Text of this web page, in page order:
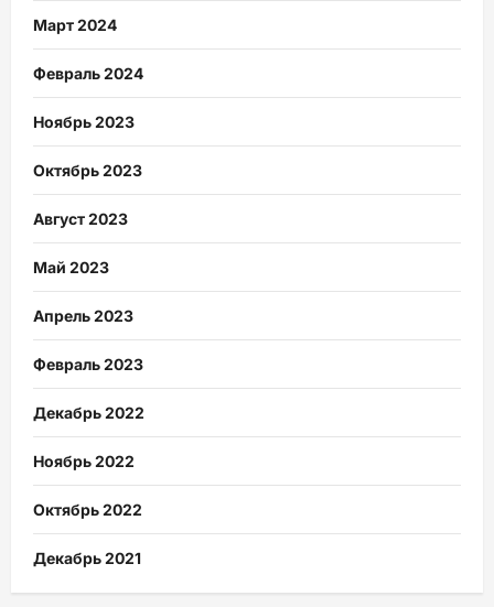
Март 2024
Февраль 2024
Ноябрь 2023
Октябрь 2023
Август 2023
Май 2023
Апрель 2023
Февраль 2023
Декабрь 2022
Ноябрь 2022
Октябрь 2022
Декабрь 2021